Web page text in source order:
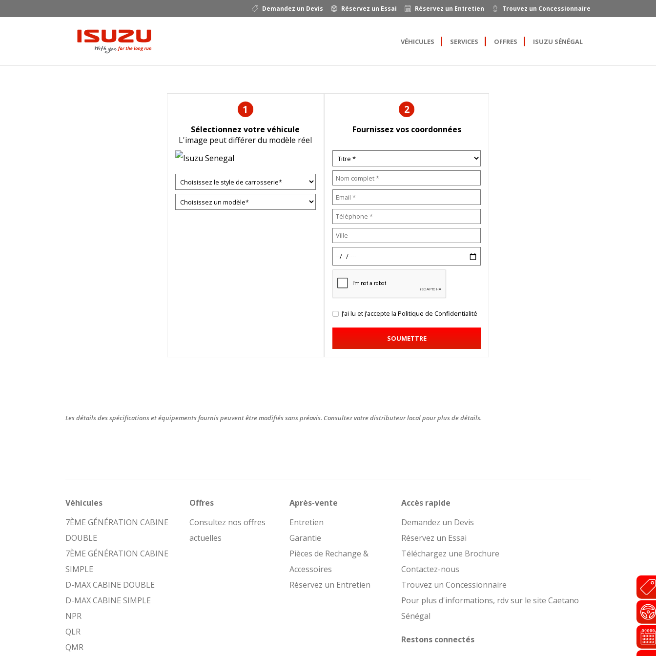
Demandez un Devis Réservez un Essai Réservez un Entretien Trouvez un Concessionnaire
VÉHICULES SERVICES OFFRES ISUZU SÉNÉGAL
1
Sélectionnez votre véhicule
L'image peut différer du modèle réel
2
Fournissez vos coordonnées
J’ai lu et j’accepte laPolitique de Confidentialité
SOUMETTRE
Les détails des spécifications et équipements fournis peuvent être modifiés sans préavis. Consultez votre distributeur local pour plus de détails.
Véhicules
7ÈME GÉNÉRATION CABINE
DOUBLE
7ÈME GÉNÉRATION CABINE
SIMPLE
D-MAX CABINE DOUBLE
D-MAX CABINE SIMPLE
NPR
QLR
QMR
Offres
Consultez nos offres
actuelles
Après-vente
Entretien
Garantie
Pièces de Rechange &
Accessoires
Réservez un Entretien
Accès rapide
Demandez un Devis
Réservez un Essai
Téléchargez une Brochure
Contactez-nous
Trouvez un Concessionnaire
Pour plus d'informations, rdv sur le site Caetano
Sénégal
Restons connectés